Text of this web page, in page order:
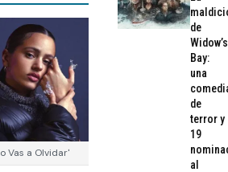
Vas a Olvidar'
de
Widow’s
Bay:
una
de
terror y
19
al